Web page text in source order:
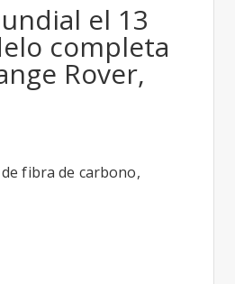
el 13
completa
Rover,
fibra de carbono,